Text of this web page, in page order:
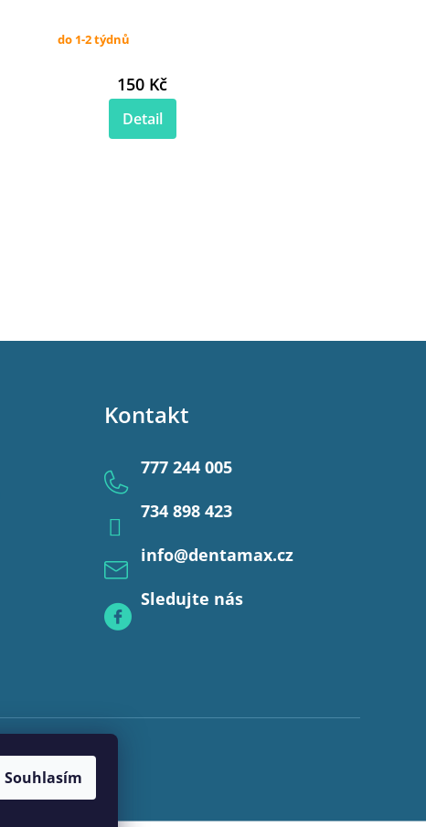
Souhlasím
do 1-2 týdnů
150 Kč
Detail
Kontakt
info@dentamax.cz
777 244 005
734 898 423
Sledujte nás